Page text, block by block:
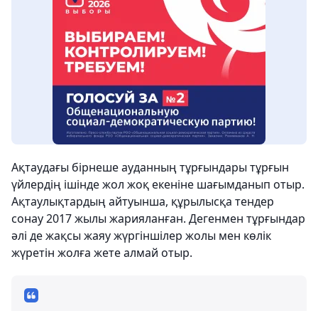
Ақтаудағы бірнеше ауданның тұрғындары тұрғын
үйлердің ішінде жол жоқ екеніне шағымданып отыр.
Ақтаулықтардың айтуынша, құрылысқа тендер
сонау 2017 жылы жарияланған. Дегенмен тұрғындар
әлі де жақсы жаяу жүргіншілер жолы мен көлік
жүретін жолға жете алмай отыр.